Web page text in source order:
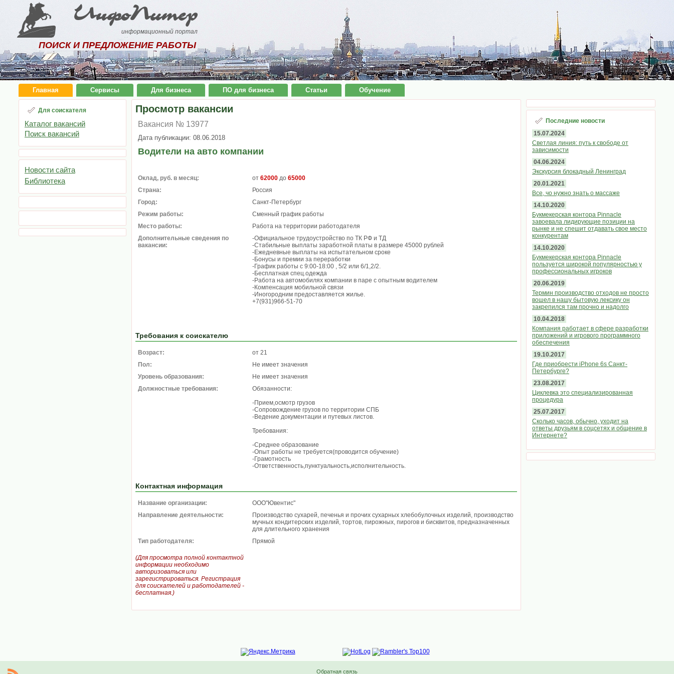
ИнфоПитер
информационный портал
ПОИСК И ПРЕДЛОЖЕНИЕ РАБОТЫ
Главная Сервисы Для бизнеса ПО для бизнеса Статьи Обучение
Для соискателя
Каталог вакансий
Поиск вакансий
Новости сайта
Библиотека
Просмотр вакансии
Вакансия № 13977
Дата публикации: 08.06.2018
Водители на авто компании
Оклад, руб. в месяц: от 62000 до 65000
Страна:
Россия
Город:
Санкт-Петербург
Режим работы:
Сменный график работы
Место работы:
Работа на территории работодателя
Дополнительные сведения по
вакансии:
-Официальное трудоустройство по ТК РФ и ТД
-Стабильные выплаты заработной платы в размере 45000 рублей
-Ежедневные выплаты на испытательном сроке
-Бонусы и премии за переработки
-График работы с 9:00-18:00 , 5/2 или 6/1,2/2.
-Бесплатная спец.одежда
-Работа на автомобилях компании в паре с опытным водителем
-Компенсация мобильной связи
-Иногородним предоставляется жилье.
+7(931)966-51-70
Требования к соискателю
Возраст:
от 21
Пол:
Не имеет значения
Уровень образования:
Не имеет значения
Должностные требования:
Обязанности:
-Прием,осмотр грузов
-Сопровождение грузов по территории СПБ
-Ведение документации и путевых листов.
Требования:
-Среднее образование
-Опыт работы не требуется(проводится обучение)
-Грамотность
-Ответственность,пунктуальность,исполнительность.
Контактная информация
Название организации:
ООО"Ювентис"
Направление деятельности:
Производство сухарей, печенья и прочих сухарных хлебобулочных изделий, производство
мучных кондитерских изделий, тортов, пирожных, пирогов и бисквитов, предназначенных
для длительного хранения
Тип работодателя:
Прямой
(Для просмотра полной контактной
информации необходимо
авторизоваться или
зарегистрироваться. Регистрация
для соискателей и работодателей -
бесплатная.)
Последние новости
15.07.2024
Светлая линия: путь к свободе от
зависимости
04.06.2024
Экскурсия блокадный Ленинград
20.01.2021
Все, чо нужно знать о массаже
14.10.2020
Букмекерская контора Pinnacle
завоевала лидирующие позиции на
рынке и не спешит отдавать свое место
конкурентам
14.10.2020
Букмекерская контора Pinnacle
пользуется широкой популярностью у
профессиональных игроков
20.06.2019
Термин производство отходов не просто
вошел в нашу бытовую лексику он
закрепился там прочно и надолго
10.04.2018
Компания работает в сфере разработки
приложений и игрового программного
обеспечения
19.10.2017
Где приобрести iPhone 6s Санкт-
Петербурге?
23.08.2017
Циклевка это специализированная
процедура
25.07.2017
Сколько часов, обычно, уходит на
ответы друзьям в соцсетях и общение в
Интернете?
Обратная связь